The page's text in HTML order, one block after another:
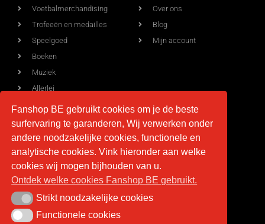
Voetbalmerchandising
Trofeeën en medailles
Speelgoed
Boeken
Muziek
Allerlei
Over ons
Blog
Mijn account
Voorwaarden
Levering
Privacy
Retourneren
Algemene voorwaarden
Contact
info@fan-shop.be
BTW BE 0879.850.673
Fanshop BE gebruikt cookies om je de beste
surfervaring te garanderen, Wij verwerken onder
andere noodzakelijke cookies, functionele en
analytische cookies. Vink hieronder aan welke
cookies wij mogen bijhouden van u.
Ontdek welke cookies Fanshop BE gebruikt.
Strikt noodzakelijke cookies
Strikt noodzakelijke cookies
Functionele cookies
Functionele cookies